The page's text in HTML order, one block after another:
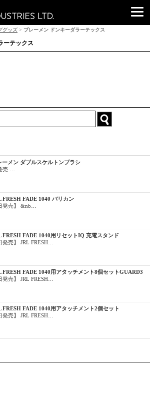
グッズ > ブレーメン ドンキーダラーテックス
ーテックス
ーメン ダブルスケルトンブラシ
売 …
FRESH FADE 1040 バリカン
発売】 &nb…
FRESH FADE 1040用リセットIQ 充電スタンド
発売】 JRL FRESH…
FRESH FADE 1040用アタッチメント8個セットGUARD3
発売】 JRL FRESH…
FRESH FADE 1040用アタッチメント2個セット
発売】 JRL FRESH…